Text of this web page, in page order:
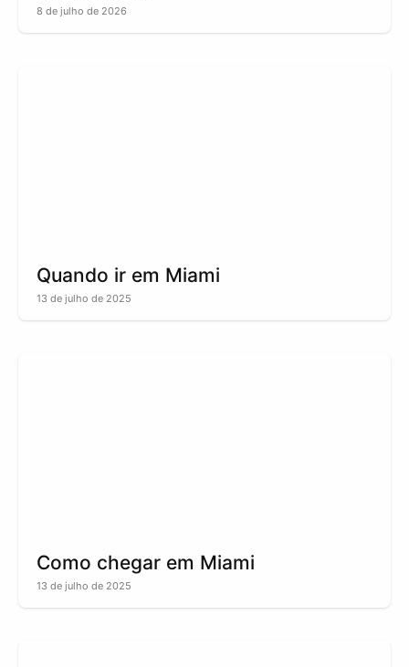
8 de julho de 2026
Quando ir em Miami
13 de julho de 2025
Como chegar em Miami
13 de julho de 2025